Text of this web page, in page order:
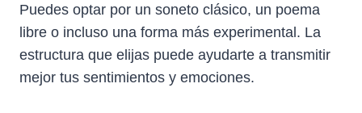
Puedes optar por un soneto clásico, un poema
libre o incluso una forma más experimental. La
estructura que elijas puede ayudarte a transmitir
mejor tus sentimientos y emociones.